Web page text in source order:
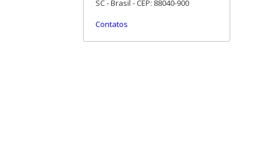
SC - Brasil - CEP: 88040-900
Contatos